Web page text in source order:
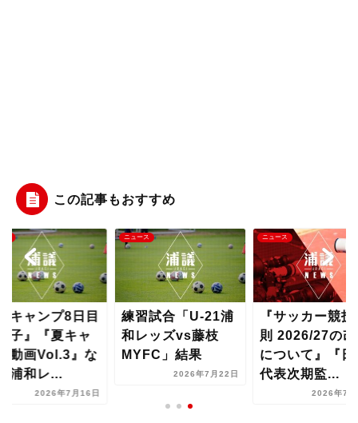
この記事もおすすめ
キャンプ8日目
子』『夏キャ
動画Vol.3』な
浦和レ...
2026年7月16日
ニュース
練習試合「U-21浦
和レッズvs藤枝
MYFC」結果
2026年7月22日
ニュース
『サッカー競技
則 2026/27の改
について』『日
代表次期監...
2026年7